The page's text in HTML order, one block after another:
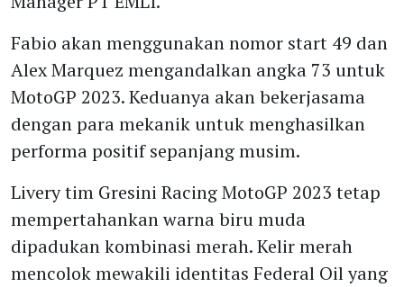
Fabio akan menggunakan nomor start 49 dan
Alex Marquez mengandalkan angka 73 untuk
MotoGP 2023. Keduanya akan bekerjasama
dengan para mekanik untuk menghasilkan
performa positif sepanjang musim.
Livery tim Gresini Racing MotoGP 2023 tetap
mempertahankan warna biru muda
dipadukan kombinasi merah. Kelir merah
mencolok mewakili identitas Federal Oil yang